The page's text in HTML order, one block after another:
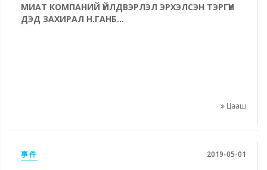
МИАТ КОМПАНИЙ ҮЙЛДВЭРЛЭЛ ЭРХЭЛСЭН ТЭРГҮҮН
ДЭД ЗАХИРАЛ Н.ГАНБ...
Цааш
事件 2019-05-01